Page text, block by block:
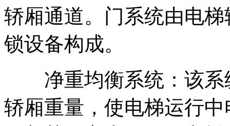
轿厢通道。门系统由电
锁设备构成。
净重均衡系统：该系
轿厢重量，使电梯运行